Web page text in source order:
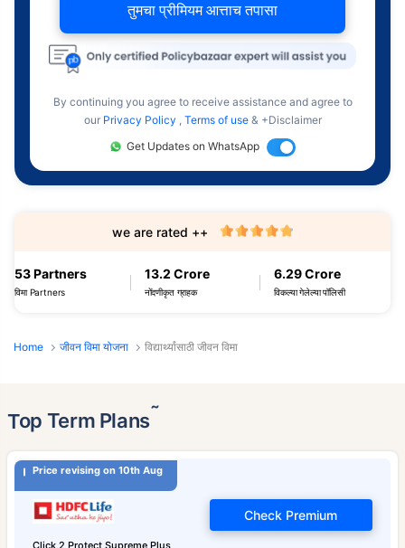
तुमचा प्रीमियम आत्ताच तपासा
By continuing you agree to receive assistance and agree to
our Privacy Policy , Terms of use & +Disclaimer
Get Updates on WhatsApp
53 Partners
विमा Partners
13.2 Crore
नोंदणीकृत ग्राहक
6.29 Crore
विकल्या गेलेल्या पॉलिसी
we are rated ++
Home जीवन विमा योजना विद्यार्थ्यांसाठी जीवन विमा
Top Term Plans˜
Price revising on 10th Aug
Check Premium